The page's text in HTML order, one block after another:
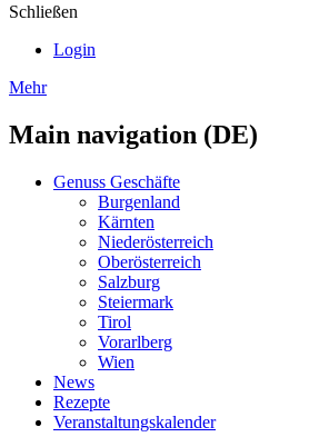
Schließen
Login
Mehr
Main navigation (DE)
Genuss Geschäfte
Burgenland
Kärnten
Niederösterreich
Oberösterreich
Salzburg
Steiermark
Tirol
Vorarlberg
Wien
News
Rezepte
Veranstaltungskalender